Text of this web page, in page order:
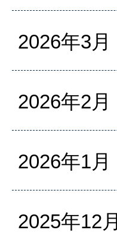
2026年3月
2026年2月
2026年1月
2025年12月